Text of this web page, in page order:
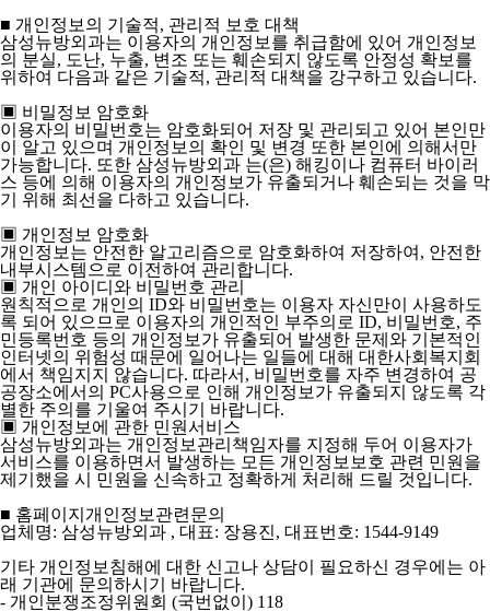
■ 개인정보의 기술적, 관리적 보호 대책
삼성뉴방외과는 이용자의 개인정보를 취급함에 있어 개인정보
의 분실, 도난, 누출, 변조 또는 훼손되지 않도록 안정성 확보를
위하여 다음과 같은 기술적, 관리적 대책을 강구하고 있습니다.
▣ 비밀정보 암호화
이용자의 비밀번호는 암호화되어 저장 및 관리되고 있어 본인만
이 알고 있으며 개인정보의 확인 및 변경 또한 본인에 의해서만
가능합니다. 또한 삼성뉴방외과 는(은) 해킹이나 컴퓨터 바이러
스 등에 의해 이용자의 개인정보가 유출되거나 훼손되는 것을 막
기 위해 최선을 다하고 있습니다.
▣ 개인정보 암호화
개인정보는 안전한 알고리즘으로 암호화하여 저장하여, 안전한
내부시스템으로 이전하여 관리합니다.
▣ 개인 아이디와 비밀번호 관리
원칙적으로 개인의 ID와 비밀번호는 이용자 자신만이 사용하도
록 되어 있으므로 이용자의 개인적인 부주의로 ID, 비밀번호, 주
민등록번호 등의 개인정보가 유출되어 발생한 문제와 기본적인
인터넷의 위험성 때문에 일어나는 일들에 대해 대한사회복지회
에서 책임지지 않습니다. 따라서, 비밀번호를 자주 변경하여 공
공장소에서의 PC사용으로 인해 개인정보가 유출되지 않도록 각
별한 주의를 기울여 주시기 바랍니다.
▣ 개인정보에 관한 민원서비스
삼성뉴방외과는 개인정보관리책임자를 지정해 두어 이용자가
서비스를 이용하면서 발생하는 모든 개인정보보호 관련 민원을
제기했을 시 민원을 신속하고 정확하게 처리해 드릴 것입니다.
■ 홈페이지개인정보관련문의
업체명: 삼성뉴방외과 , 대표: 장용진, 대표번호: 1544-9149
기타 개인정보침해에 대한 신고나 상담이 필요하신 경우에는 아
래 기관에 문의하시기 바랍니다.
- 개인분쟁조정위원회 (국번없이) 118